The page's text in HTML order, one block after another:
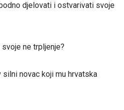
djelovati i ostvarivati svoje
ne trpljenje?
silni novac koji mu hrvatska